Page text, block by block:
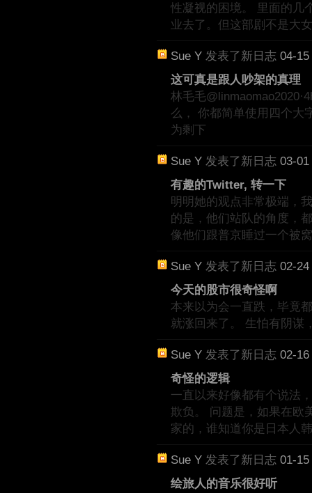
性凝视的困境。 里面的几
业去了。但这部剧不是大
Sue Y 发表了新日志 04-
这可真是跟人吵架的真理
林毛毛
么， 你都简单使用四个大
为剩下
Sue Y 发表了新日志 03-
有趣的Twitter, 转一下
明明她的观点非常极端，
的是，他们站队的角度，
像他们跟普京睡过一个被
Sue Y 发表了新日志 02-
今天的股市很奇怪啊
本来以为会一直跌，毕竟
就涨回来了。 生怕有阴谋
Sue Y 发表了新日志 02-
奇怪的逻辑
一直以来好像都有个说法
欺负。 问题是，如果在欧
家的，谁知道你是日本人
Sue Y 发表了新日志 01-
绘旅人的音乐很好听